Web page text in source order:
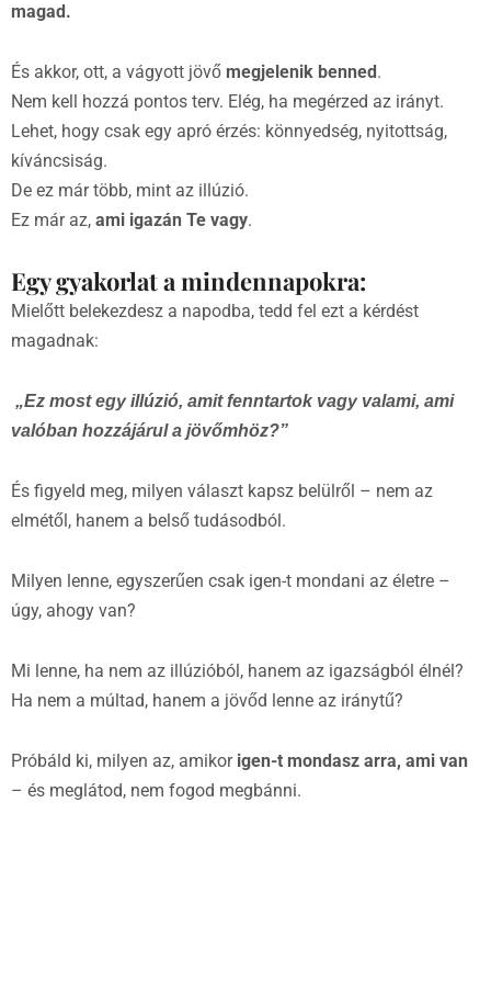
magad.
És akkor, ott, a vágyott jövő megjelenik benned .
Nem kell hozzá pontos terv. Elég, ha megérzed az irányt.
Lehet, hogy csak egy apró érzés: könnyedség, nyitottság,
kíváncsiság.
De ez már több, mint az illúzió.
Ez már az, ami igazán Te vagy.
Egy gyakorlat a mindennapokra:
Mielőtt belekezdesz a napodba, tedd fel ezt a kérdést
magadnak:
„Ez most egy illúzió, amit fenntartok vagy valami, ami
valóban hozzájárul a jövőmhöz?”
És figyeld meg, milyen választ kapsz belülről – nem az
elmétől, hanem a belső tudásodból.
Milyen lenne, egyszerűen csak igen-t mondani az életre –
úgy, ahogy van?
Mi lenne, ha nem az illúzióból, hanem az igazságból élnél?
Ha nem a múltad, hanem a jövőd lenne az iránytű?
Próbáld ki, milyen az, amikor igen-t mondasz arra, ami van
– és meglátod, nem fogod megbánni.